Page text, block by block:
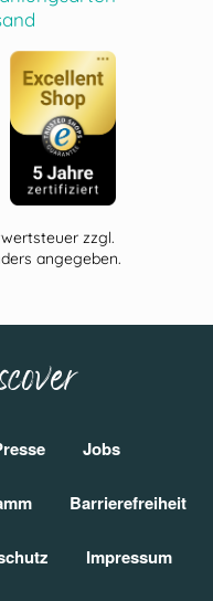
zzgl.
angegeben.
Jobs
Barrierefreiheit
Impressum